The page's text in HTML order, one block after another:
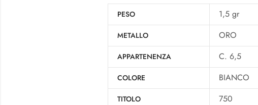
PESO 1,5 gr
METALLO ORO
APPARTENENZA C. 6,5
COLORE BIANCO
TITOLO 750